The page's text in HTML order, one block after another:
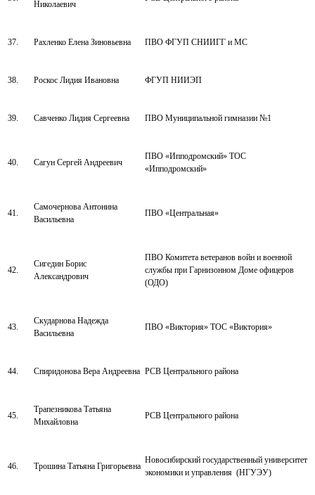
Николаевич
37. Рахленко Елена Зиновьевна ПВО ФГУП СНИИГГ и МС
38. Роскос Лидия Ивановна ФГУП НИИЭП
39. Савченко Лидия Сергеевна ПВО Муниципальной гимназии №1
40. Сагун Сергей Андреевич
ПВО «Ипподромский» ТОС
«Ипподромский»
41.
Самочернова Антонина
Васильевна
ПВО «Центральная»
42.
Сигедин Борис
Александрович
ПВО Комитета ветеранов войн и военной
службы при Гарнизонном Доме офицеров
(ОДО)
43.
Скударнова Надежда
Васильевна
ПВО «Виктория» ТОС «Виктория»
44. Спиридонова Вера Андреевна РСВ Центрального района
45.
Трапезникова Татьяна
Михайловна
РСВ Центрального района
46. Трошина Татьяна Григорьевна
Новосибирский государственный университет
экономики и управления (НГУЭУ)